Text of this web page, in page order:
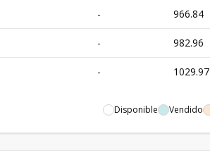
- 966.84
- 982.96
- 1029.97
Disponible Vendido